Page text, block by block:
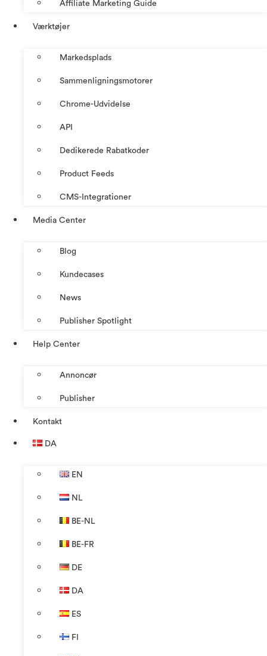
Affiliate Marketing Guide
Værktøjer
Markedsplads
Sammenligningsmotorer
Chrome-Udvidelse
API
Dedikerede Rabatkoder
Product Feeds
CMS-Integrationer
Media Center
Blog
Kundecases
News
Publisher Spotlight
Help Center
Annoncør
Publisher
Kontakt
DA
EN
NL
BE-NL
BE-FR
DE
DA
ES
FI